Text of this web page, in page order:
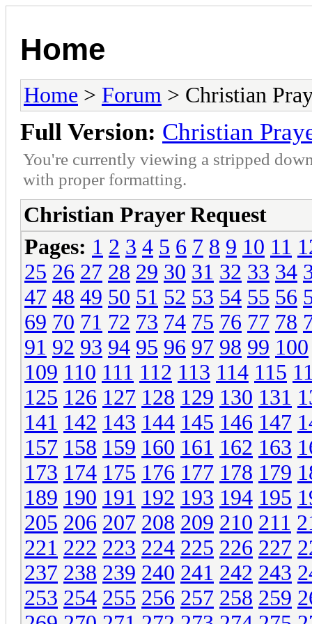
Home
Home > Forum > Christian
Full Version: Christian
You're currently viewing a stripped
with proper formatting.
Christian Prayer Request
Pages: 1 2 3 4 5 6 7 8 9 10 11
25 26 27 28 29 30 31 32 33 34
47 48 49 50 51 52 53 54 55 56
69 70 71 72 73 74 75 76 77 78
91 92 93 94 95 96 97 98 99 100
109 110 111 112 113 114 115
125 126 127 128 129 130 131
141 142 143 144 145 146 147
157 158 159 160 161 162 163
173 174 175 176 177 178 179
189 190 191 192 193 194 195
205 206 207 208 209 210 211
221 222 223 224 225 226 227
237 238 239 240 241 242 243
253 254 255 256 257 258 259